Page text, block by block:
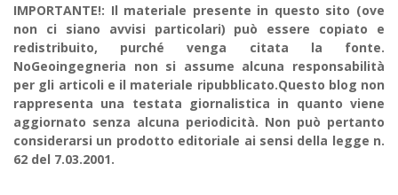
IMPORTANTE!: Il materiale presente in questo sito (ove
non ci siano avvisi particolari) può essere copiato e
redistribuito, purché venga citata la fonte.
NoGeoingegneria non si assume alcuna responsabilità
per gli articoli e il materiale ripubblicato.Questo blog non
rappresenta una testata giornalistica in quanto viene
aggiornato senza alcuna periodicità. Non può pertanto
considerarsi un prodotto editoriale ai sensi della legge n.
62 del 7.03.2001.